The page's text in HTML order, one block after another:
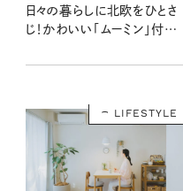
日々の暮らしに北欧をひとさ
じ！かわいい「ムーミン」付録
〈10月20日発売12月号・12
LIFESTYLE